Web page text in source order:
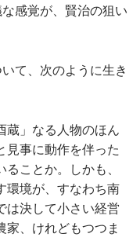
感覚が、賢治の狙い
いて、次のように生き
」なる人物のほん
見事に動作を伴った
ことか。しかも、
環境が、すなわち南
は決して小さい経営
家、けれどもつつま